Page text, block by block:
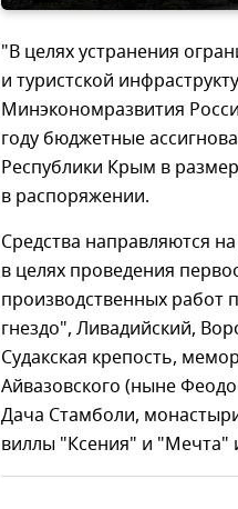
"В целях устранения
и туристской
Минэкономразвития
году бюджетные
Республики Крым в
в распоряжении.
Средства направляются
в целях проведения
производственных работ
гнездо", Ливадийский,
Судакская крепость,
Айвазовского (ныне
Дача Стамболи,
виллы "Ксения" и "Мечта"